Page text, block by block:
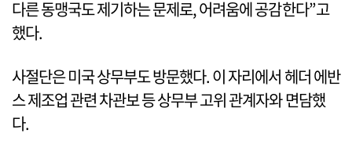
다른 동맹국도 제기하는 문제로, 어려움에 공감한다”고
했다.
사절단은 미국 상무부도 방문했다. 이 자리에서 헤더 에반
스 제조업 관련 차관보 등 상무부 고위 관계자와 면담했
다.